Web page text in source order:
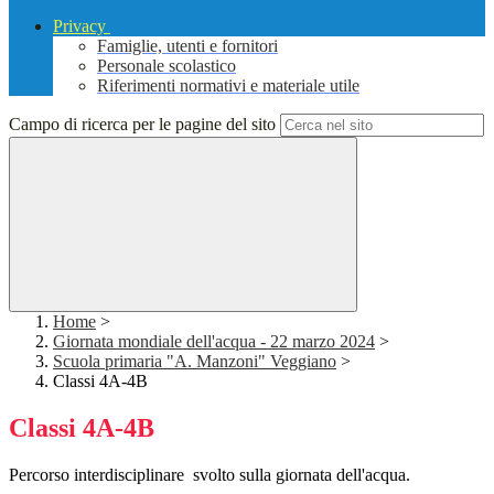
Privacy
Famiglie, utenti e fornitori
Personale scolastico
Riferimenti normativi e materiale utile
Campo di ricerca per le pagine del sito
Home >
Giornata mondiale dell'acqua - 22 marzo 2024 >
Scuola primaria "A. Manzoni" Veggiano >
Classi 4A-4B
Classi 4A-4B
Percorso interdisciplinare svolto sulla giornata dell'acqua.